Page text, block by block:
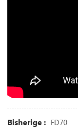
Bisherige : FD70